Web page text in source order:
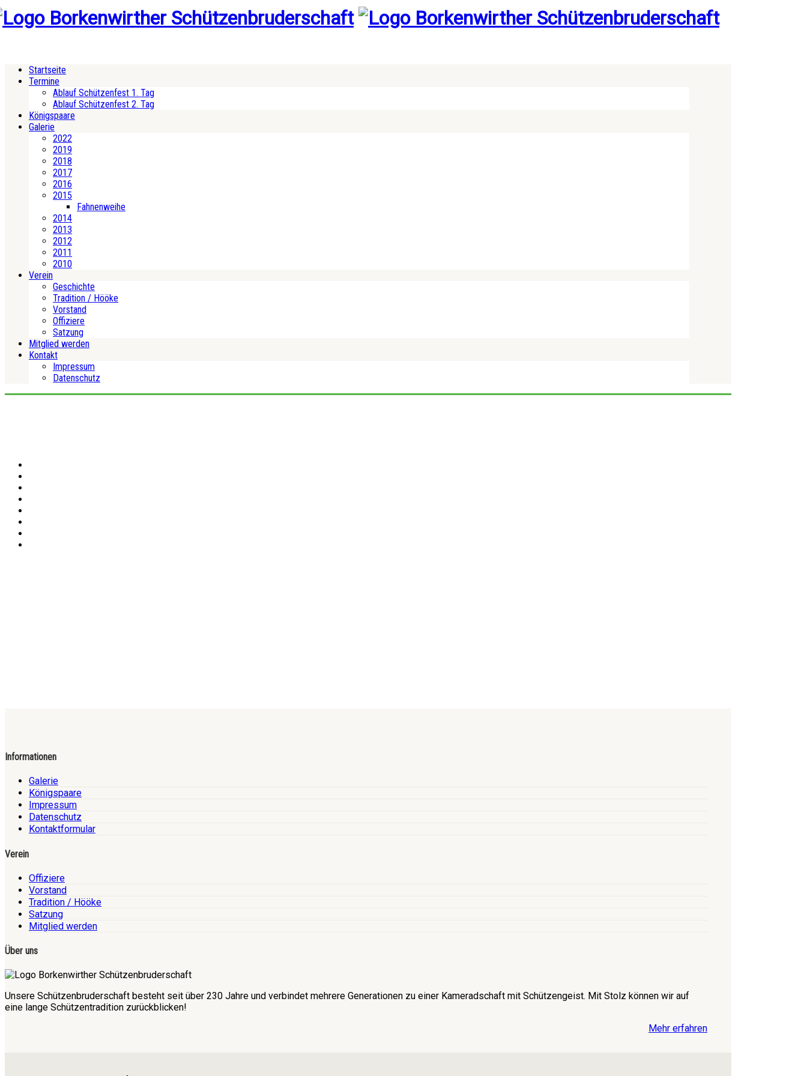
Startseite
Termine
Ablauf Schützenfest 1. Tag
Ablauf Schützenfest 2. Tag
Königspaare
Galerie
2022
2019
2018
2017
2016
2015
Fahnenweihe
2014
2013
2012
2011
2010
Verein
Geschichte
Tradition / Hööke
Vorstand
Offiziere
Satzung
Mitglied werden
Kontakt
Impressum
Datenschutz
Informationen
Galerie
Königspaare
Impressum
Datenschutz
Kontaktformular
Verein
Offiziere
Vorstand
Tradition / Hööke
Satzung
Mitglied werden
Über uns
Unsere Schützenbruderschaft besteht seit über 230 Jahre und verbindet mehrere Generationen zu einer Kameradschaft mit Schützengeist. Mit Stolz können wir auf
eine lange Schützentradition zurückblicken!
Mehr erfahren